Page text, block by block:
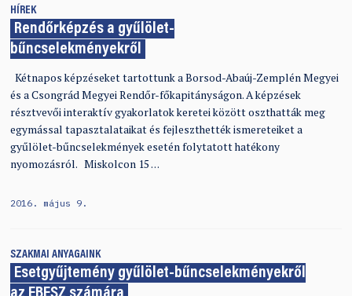
HÍREK
Rendőrképzés a gyűlölet-
bűncselekményekről
Kétnapos képzéseket tartottunk a Borsod-Abaúj-Zemplén Megyei
és a Csongrád Megyei Rendőr-főkapitányságon. A képzések
résztvevői interaktív gyakorlatok keretei között oszthatták meg
egymással tapasztalataikat és fejleszthették ismereteiket a
gyűlölet-bűncselekmények esetén folytatott hatékony
nyomozásról. Miskolcon 15 …
2016. május 9.
SZAKMAI ANYAGAINK
Esetgyűjtemény gyűlölet-bűncselekményekről